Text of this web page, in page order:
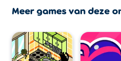
Meer games van deze